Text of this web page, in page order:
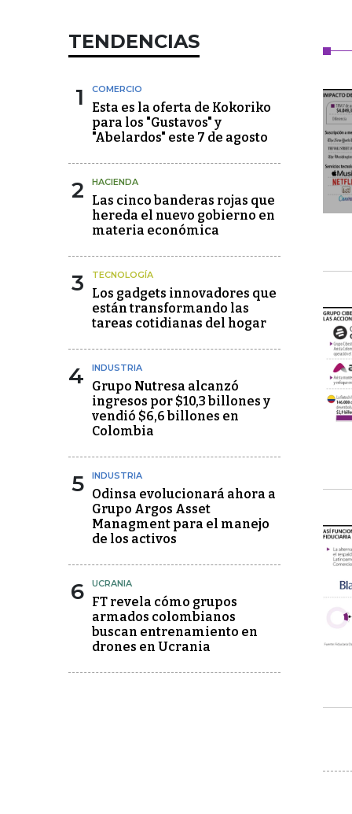
TENDENCIAS
1 COMERCIO
Esta es la oferta de Kokoriko
para los "Gustavos" y
"Abelardos" este 7 de agosto
2 HACIENDA
Las cinco banderas rojas que
hereda el nuevo gobierno en
materia económica
3 TECNOLOGÍA
Los gadgets innovadores que
están transformando las
tareas cotidianas del hogar
4 INDUSTRIA
Grupo Nutresa alcanzó
ingresos por $10,3 billones y
vendió $6,6 billones en
Colombia
5 INDUSTRIA
Odinsa evolucionará ahora a
Grupo Argos Asset
Managment para el manejo
de los activos
6 UCRANIA
FT revela cómo grupos
armados colombianos
buscan entrenamiento en
drones en Ucrania